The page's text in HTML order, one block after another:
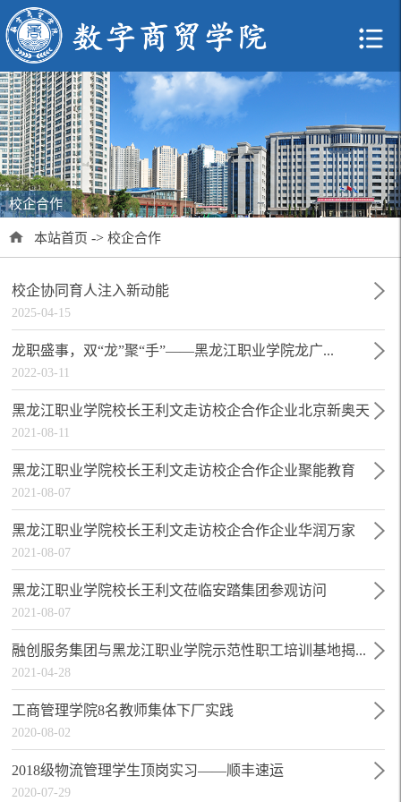
校企合作
本站首页 -> 校企合作
校企协同育人注入新动能
2025-04-15
龙职盛事，双“龙”聚“手”——黑龙江职业学院龙广...
2022-03-11
黑龙江职业学院校长王利文走访校企合作企业北京新奥天
虹
2021-08-11
黑龙江职业学院校长王利文走访校企合作企业聚能教育
2021-08-07
黑龙江职业学院校长王利文走访校企合作企业华润万家
O...
2021-08-07
黑龙江职业学院校长王利文莅临安踏集团参观访问
2021-08-07
融创服务集团与黑龙江职业学院示范性职工培训基地揭...
2021-04-28
工商管理学院8名教师集体下厂实践
2020-08-02
2018级物流管理学生顶岗实习——顺丰速运
2020-07-29